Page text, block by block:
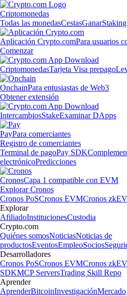
Criptomonedas
Todas las monedasCestasGanarStaking
Aplicación Crypto.comPara usuarios
Comenzar
CriptomonedasTarjeta Visa prepago
OnchainPara entusiastas de Web3
Obtener extensión
IntercambiosStakeExaminar DApps
PayPara comerciantes
Registro de comerciantes
Terminal de pagoPay SDK
electrónicoPredicciones
CronosCapa 1 compatible con EVM
Explorar Cronos
Cronos PoSCronos EVMCronos
Explorar
AfiliadoInstitucionesCustodia
Crypto.com
Quiénes somosNoticiasNoticias de
productosEventosEmpleoSocios
Desarrolladores
Cronos PoSCronos EVMCronos
SDKMCP ServersTrading Skill Repo
Aprender
AprenderBitcoinInvestigaciónMercado